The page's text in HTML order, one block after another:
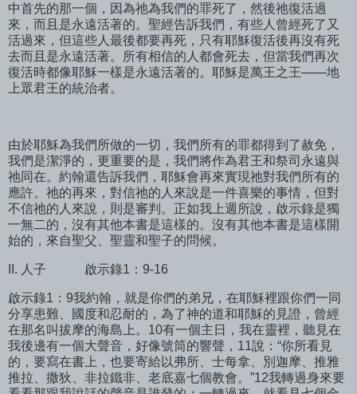
中首先的那一個，因為祂為我們的罪死了，然後祂復活過
來，而且是永遠活著的。聖經告訴我們，有些人曾經死了又
活過來，但這些人最後都要再死，只有耶穌復活後再沒有死
去而且是永遠活著。所有相信的人都會死去，但當我們再次
復活時都像耶穌一樣是永遠活著的。耶穌是萬王之王——地
上眾君王的統治者。
由於耶穌為我們所做的一切，我們所有的罪都得到了赦免，
我們是潔淨的，更重要的是，我們將作為君王和祭司永遠與
祂同在。約翰還告訴我們，耶穌會再來實現祂對我們所有的
應許。祂的再來，對信祂的人來說是一件喜樂的事情，但對
不信祂的人來說，則是審判。正如我上週所說，啟示錄是獨
一無二的，沒有其他本書是這樣的。沒有其他本書是這樣開
始的，來自聖父、聖靈和聖子的問候。
II. 人子 啟示錄1：9-16
啟示錄1：9我約翰，就是你們的弟兄，在耶穌裡跟你們一同
分享患難、國度和忍耐的，為了神的道和耶穌的見證，曾經
在那名叫拔摩的海島上。10有一個主日，我在靈裡，聽見在
我後邊有一個大聲音，好像號筒的響聲，11說：“你所看見
的，要寫在書上，也要寄給以弗所、士每拿、別迦摩、推雅
推拉、撒狄、非拉鐵非、老底嘉七個教會。”12我轉過身來要